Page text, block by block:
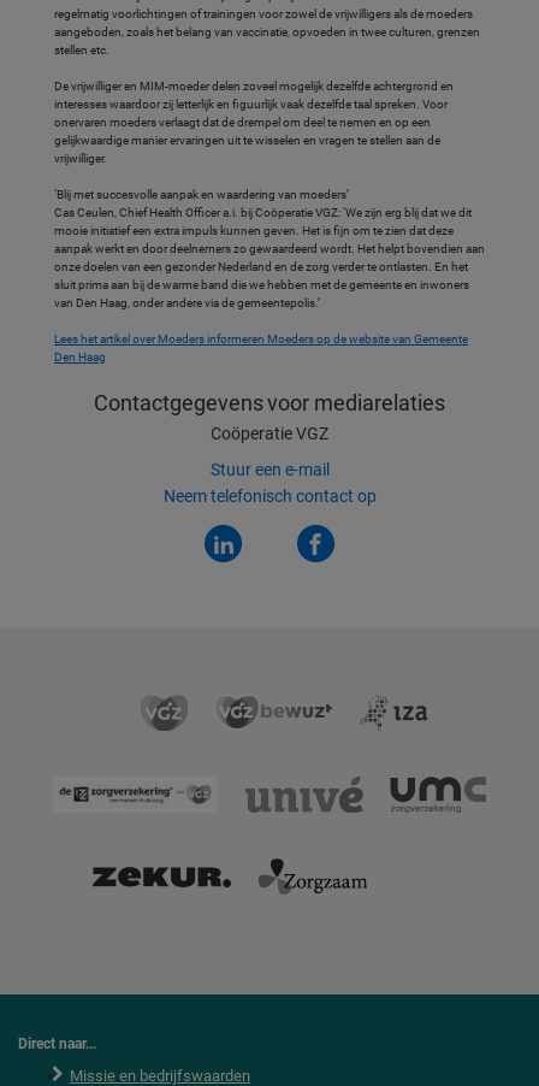
regelmatig voorlichtingen of trainingen voor zowel de vrijwilligers als de moeders
aangeboden, zoals het belang van vaccinatie, opvoeden in twee culturen, grenzen
stellen etc.
De vrijwilliger en MIM-moeder delen zoveel mogelijk dezelfde achtergrond en
interesses waardoor zij letterlijk en figuurlijk vaak dezelfde taal spreken. Voor
onervaren moeders verlaagt dat de drempel om deel te nemen en op een
gelijkwaardige manier ervaringen uit te wisselen en vragen te stellen aan de
vrijwilliger.
‘Blij met succesvolle aanpak en waardering van moeders’
Cas Ceulen, Chief Health Officer a.i. bij Coöperatie VGZ: ‘We zijn erg blij dat we dit
mooie initiatief een extra impuls kunnen geven. Het is fijn om te zien dat deze
aanpak werkt en door deelnemers zo gewaardeerd wordt. Het helpt bovendien aan
onze doelen van een gezonder Nederland en de zorg verder te ontlasten. En het
sluit prima aan bij de warme band die we hebben met de gemeente en inwoners
van Den Haag, onder andere via de gemeentepolis.’
Lees het artikel over Moeders informeren Moeders op de website van Gemeente
Den Haag
Contactgegevensvoor mediarelaties
Coöperatie VGZ
Stuur een e-mail
Neem telefonisch contact op
Direct naar...
Missie en bedrijfswaarden